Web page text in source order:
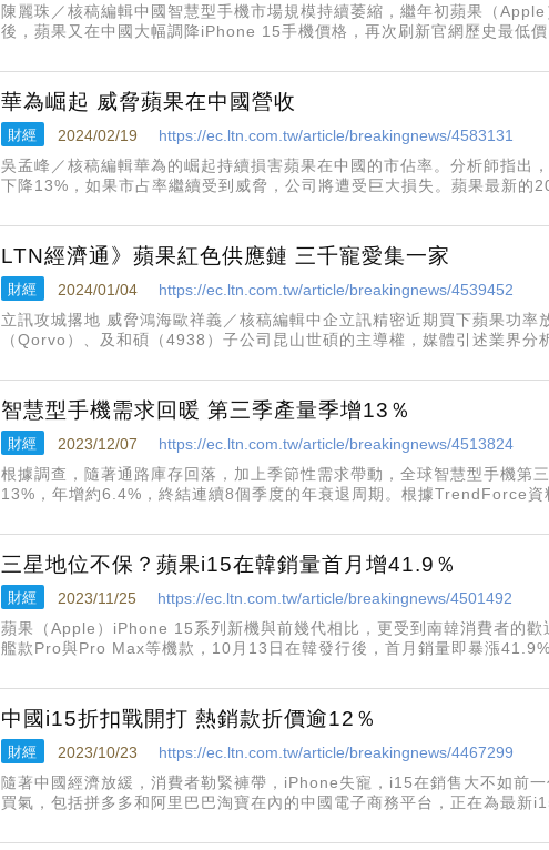
陳麗珠／核稿編輯中國智慧型手機市場規模持續萎縮，繼年初蘋果（
後，蘋果又在中國大幅調降iPhone 15手機價格，再次刷新官網歷史最低
華為崛起 威脅蘋果在中國營收
財經 2024/02/19
https://ec.ltn.com.tw/article/breakingnews/4583131
吳孟峰／核稿編輯華為的崛起持續損害蘋果在中國的市佔率。分析師指出
下降13%，如果市占率繼續受到威脅，公司將遭受巨大損失。蘋果最新的
列問題，並造
LTN經濟通》蘋果紅色供應鏈 三千寵愛集一家
財經 2024/01/04
https://ec.ltn.com.tw/article/breakingnews/4539452
立訊攻城撂地 威脅鴻海歐祥義／核稿編輯中企立訊精密近期買下蘋果功率
（Qorvo）、及和碩（4938）子公司昆山世碩的主導權，媒體引述業界分
斥資約人民幣21
智慧型手機需求回暖 第三季產量季增13％
財經 2023/12/07
https://ec.ltn.com.tw/article/breakingnews/4513824
根據調查，隨著通路庫存回落，加上季節性需求帶動，全球智慧型手機第
13%，年增約6.4%，終結連續8個季度的年衰退周期。根據TrendForce資
三星地位不保？蘋果i15在韓銷量首月增41.9％
財經 2023/11/25
https://ec.ltn.com.tw/article/breakingnews/4501492
蘋果（Apple）iPhone 15系列新機與前幾代相比，更受到南韓消費者的
艦款Pro與Pro Max等機款，10月13日在韓發行後，首月銷量即暴漲
中國i15折扣戰開打 熱銷款折價逾12％
財經 2023/10/23
https://ec.ltn.com.tw/article/breakingnews/4467299
隨著中國經濟放緩，消費者勒緊褲帶，iPhone失寵，i15在銷售大不如前
買氣，包括拼多多和阿里巴巴淘寶在內的中國電子商務平台，正在為最新